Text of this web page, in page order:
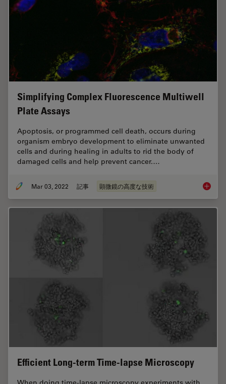
Simplifying Complex Fluorescence Multiwell
Plate Assays
Apoptosis, or programmed cell death, occurs during
organism embryo development to eliminate unwanted
cells and during healing in adults to rid the body of
damaged cells and help prevent cancer.…
Mar 03, 2022 記事 顕微鏡の高度な技術
Efficient Long-term Time-lapse Microscopy